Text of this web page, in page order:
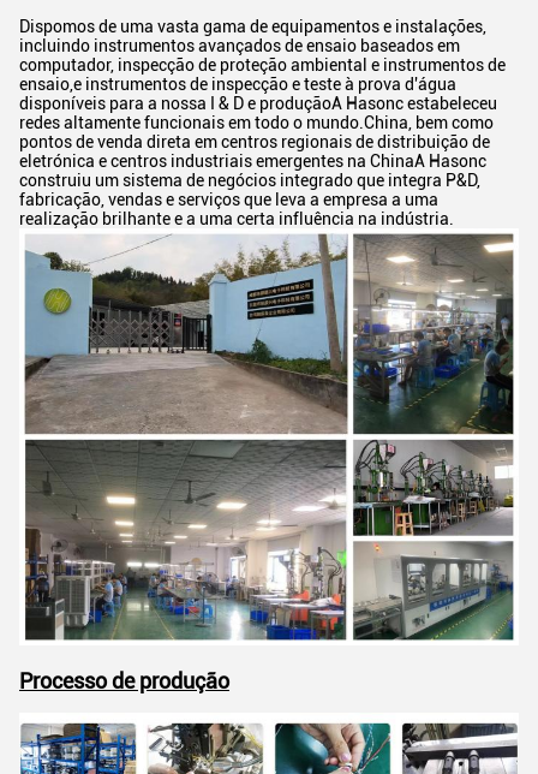
Deixe um recado
Ligaremos para você em breve!
Submeter
Dispomos de uma vasta gama de equipamentos e instalações,
incluindo instrumentos avançados de ensaio baseados em
computador, inspecção de proteção ambiental e instrumentos de
ensaio,e instrumentos de inspecção e teste à prova d'água
disponíveis para a nossa I & D e produçãoA Hasonc estabeleceu
redes altamente funcionais em todo o mundo.China, bem como
pontos de venda direta em centros regionais de distribuição de
eletrónica e centros industriais emergentes na ChinaA Hasonc
construiu um sistema de negócios integrado que integra P&D,
fabricação, vendas e serviços que leva a empresa a uma
realização brilhante e a uma certa influência na indústria.
Processo de produção